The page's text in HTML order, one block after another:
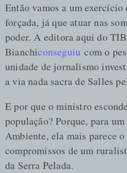
Então vamos a um exercício
forçada, já que atuar nas
poder. A editora aqui do
Bianchiconseguiu com o
unidade de jornalismo
a via nada sacra de Salles
E por que o ministro
população? Porque, para
Ambiente, ela mais parece
compromissos de um
da Serra Pelada.